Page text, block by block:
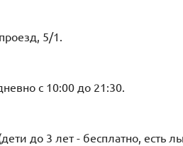
5/1.
с 10:00 до 21:30.
до 3 лет - бесплатно, есть